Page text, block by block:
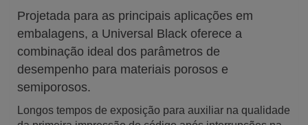
Projetada para as principais aplicações em
embalagens, a Universal Black oferece a
combinação ideal dos parâmetros de
desempenho para materiais porosos e
semiporosos.
Longos tempos de exposição para auxiliar na qualidade